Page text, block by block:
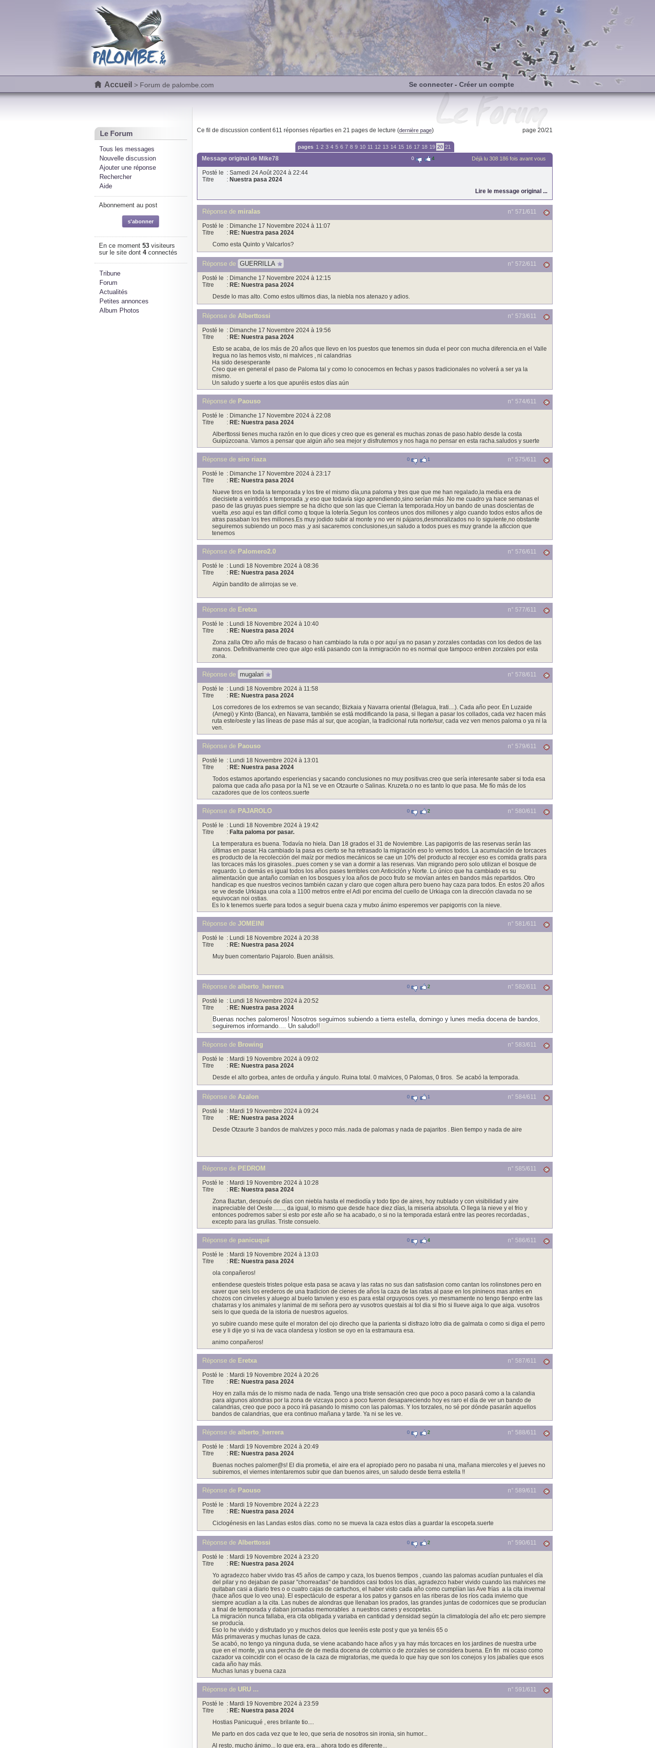
Accueil > Forum de palombe.com Se connecter- Créer un compte
Le Forum
Tous les messages
Nouvelle discussion
Ajouter une réponse
Rechercher
Aide
Abonnement au post
En ce moment 53visiteurs
sur le site dont 4connectés
Tribune
Forum
Actualités
Petites annonces
Album Photos
page 20/21
Ce fil de discussion contient611 réponses réparties en 21 pages de lecture (dernière page)
pages 1 2 3 4 5 6 7 8 9 10 11 12 13 14 15 16 17 18 19 20 21
Message original de Mike78 0 4 Déjà lu 308 186 fois avant vous
Posté le : Samedi 24 Août 2024 à 22:44
Titre
: Nuestra pasa 2024
Lire le message original ...
Réponse de miralas n° 571/611
Posté le : Dimanche 17 Novembre 2024 à 11:07
Titre
: RE: Nuestra pasa 2024
Como esta Quinto y Valcarlos?
Réponse de GUERRILLA n° 572/611
Posté le : Dimanche 17 Novembre 2024 à 12:15
Titre
: RE: Nuestra pasa 2024
Desde lo mas alto. Como estos ultimos dias, la niebla nos atenazo y adios.
Réponse de Alberttossi n° 573/611
Posté le : Dimanche 17 Novembre 2024 à 19:56
Titre
: RE: Nuestra pasa 2024
Esto se acaba, de los más de 20 años que llevo en los puestos que tenemos sin duda el peor con mucha diferencia.en el Valle
Iregua no las hemos visto, ni malvices , ni calandrias
Ha sido desesperante
Creo que en general el paso de Paloma tal y como lo conocemos en fechas y pasos tradicionales no volverá a ser ya la
mismo.
Un saludo y suerte a los que apuréis estos días aún
Réponse de Paouso n° 574/611
Posté le : Dimanche 17 Novembre 2024 à 22:08
Titre
: RE: Nuestra pasa 2024
Alberttossi tienes mucha razón en lo que dices y creo que es general es muchas zonas de paso.hablo desde la costa
Guipúzcoana. Vamos a pensar que algún año sea mejor y disfrutemos y nos haga no pensar en esta racha.saludos y suerte
Réponse de siro riaza 0 1 n° 575/611
Posté le : Dimanche 17 Novembre 2024 à 23:17
Titre
: RE: Nuestra pasa 2024
Nueve tiros en toda la temporada y los tire el mismo día,una paloma y tres que que me han regalado,la media era de
diecisiete a veintidós x temporada ,y eso que todavía sigo aprendiendo,sino serían más .No me cuadro ya hace semanas el
paso de las gruyas pues siempre se ha dicho que son las que Cierran la temporada.Hoy un bando de unas doscientas de
vuelta ,eso aquí es tan difícil como q toque la lotería.Segun los conteos unos dos millones y algo cuando todos estos años de
atras pasaban los tres millones.Es muy jodido subir al monte y no ver ni pájaros,desmoralizados no lo siguiente,no obstante
seguiremos subiendo un poco mas ,y asi sacaremos conclusiones,un saludo a todos pues es muy grande la aficcion que
tenemos
Réponse de Palomero2.0 n° 576/611
Posté le : Lundi 18 Novembre 2024 à 08:36
Titre
: RE: Nuestra pasa 2024
Algún bandito de alirrojas se ve.
Réponse de Eretxa n° 577/611
Posté le : Lundi 18 Novembre 2024 à 10:40
Titre
: RE: Nuestra pasa 2024
Zona zalla Otro año más de fracaso o han cambiado la ruta o por aquí ya no pasan y zorzales contadas con los dedos de las
manos. Definitivamente creo que algo está pasando con la inmigración no es normal que tampoco entren zorzales por esta
zona.
Réponse de mugalari n° 578/611
Posté le : Lundi 18 Novembre 2024 à 11:58
Titre
: RE: Nuestra pasa 2024
Los corredores de los extremos se van secando; Bizkaia y Navarra oriental (Belagua, Irati....). Cada año peor. En Luzaide
(Arnegi) y Kinto (Banca), en Navarra, también se está modificando la pasa, si llegan a pasar los collados, cada vez hacen más
ruta este/oeste y las líneas de pase más al sur, que acogían, la tradicional ruta norte/sur, cada vez ven menos paloma o ya ni la
ven.
Réponse de Paouso n° 579/611
Posté le : Lundi 18 Novembre 2024 à 13:01
Titre
: RE: Nuestra pasa 2024
Todos estamos aportando esperiencias y sacando conclusiones no muy positivas.creo que sería interesante saber si toda esa
paloma que cada año pasa por la N1 se ve en Otzaurte o Salinas. Kruzeta.o no es tanto lo que pasa. Me fío más de los
cazadores que de los conteos.suerte
Réponse de PAJAROLO 0 2 n° 580/611
Posté le : Lundi 18 Novembre 2024 à 19:42
Titre
: Falta paloma por pasar.
La temperatura es buena. Todavía no hiela. Dan 18 grados el 31 de Noviembre. Las papigorris de las reservas serán las
últimas en pasar. Ha cambiado la pasa es cierto se ha retrasado la migración eso lo vemos todos. La acumulación de torcaces
es producto de la recolección del maíz por medios mecánicos se cae un 10% del producto al recojer eso es comida gratis para
las torcaces más los girasoles...pues comen y se van a dormir a las reservas. Van migrando pero solo utilizan el bosque de
reguardo. Lo demás es igual todos los años pases terribles con Anticiclón y Norte. Lo único que ha cambiado es su
alimentación que antaño comían en los bosques y loa años de poco fruto se movían antes en bandos más repartidos. Otro
handicap es que nuestros vecinos también cazan y claro que cogen altura pero bueno hay caza para todos. En estos 20 años
se ve desde Urkiaga una cola a 1100 metros entre el Adi por encima del cuello de Urkiaga con la dirección clavada no se
equivocan noi ostias.
Es lo k tenemos suerte para todos a seguir buena caza y mutxo ánimo esperemos ver papigorris con la nieve.
Réponse de JOMEINI n° 581/611
Posté le : Lundi 18 Novembre 2024 à 20:38
Titre
: RE: Nuestra pasa 2024
Muy buen comentario Pajarolo. Buen análisis.
Réponse de alberto_herrera 0 2 n° 582/611
Posté le : Lundi 18 Novembre 2024 à 20:52
Titre
: RE: Nuestra pasa 2024
Buenas noches palomeros! Nosotros seguimos subiendo a tierra estella, domingo y lunes media docena de bandos,
seguiremos informando.... Un saludo!!
Réponse de Browing n° 583/611
Posté le : Mardi 19 Novembre 2024 à 09:02
Titre
: RE: Nuestra pasa 2024
Desde el alto gorbea, antes de orduña y ángulo. Ruina total. 0 malvices, 0 Palomas, 0 tiros. Se acabó la temporada.
Réponse de Azalon 0 1 n° 584/611
Posté le : Mardi 19 Novembre 2024 à 09:24
Titre
: RE: Nuestra pasa 2024
Desde Otzaurte 3 bandos de malvizes y poco más..nada de palomas y nada de pajaritos . Bien tiempo y nada de aire
Réponse de PEDROM n° 585/611
Posté le : Mardi 19 Novembre 2024 à 10:28
Titre
: RE: Nuestra pasa 2024
Zona Baztan, después de días con niebla hasta el mediodía y todo tipo de aires, hoy nublado y con visibilidad y aire
inapreciable del Oeste........, da igual, lo mismo que desde hace diez días, la miseria absoluta. O llega la nieve y el frio y
entonces podremos saber si esto por este año se ha acabado, o si no la temporada estará entre las peores recordadas.,
excepto para las grullas. Triste consuelo.
Réponse de panicuqué 0 4 n° 586/611
Posté le : Mardi 19 Novembre 2024 à 13:03
Titre
: RE: Nuestra pasa 2024
ola conpañeros!
entiendese questeis tristes polque esta pasa se acava y las ratas no sus dan satisfasion como cantan los rolinstones pero en
saver que seis los erederos de una tradicion de cienes de años la caza de las ratas al pase en los pinineos mas antes en
chozos con cinveles y aluego al buelo tanvien y eso es para estal orguyosos oyes. yo mesmamente no tengo tienpo entre las
chatarras y los animales y lanimal de mi señora pero ay vusotros questais ai tol dia si frio si llueve aiga lo que aiga. vusotros
seis lo que queda de la istoria de nuestros aguelos.
yo subire cuando mese quite el moraton del ojo direcho que la parienta si disfrazo lotro dia de galmata o como si diga el perro
ese y li dije yo si iva de vaca olandesa y lostion se oyo en la estramaura esa.
animo conpañeros!
Réponse de Eretxa n° 587/611
Posté le : Mardi 19 Novembre 2024 à 20:26
Titre
: RE: Nuestra pasa 2024
Hoy en zalla más de lo mismo nada de nada. Tengo una triste sensación creo que poco a poco pasará como a la calandia
para algunos alondras por la zona de vizcaya poco a poco fueron desapareciendo hoy es raro el día de ver un bando de
calandrias, creo que poco a poco irá pasando lo mismo con las palomas. Y los torzales, no sé por dónde pasarán aquellos
bandos de calandrias, que era continuo mañana y tarde. Ya ni se les ve.
Réponse de alberto_herrera 0 2 n° 588/611
Posté le : Mardi 19 Novembre 2024 à 20:49
Titre
: RE: Nuestra pasa 2024
Buenas noches palomer@s! El dia prometia, el aire era el apropiado pero no pasaba ni una, mañana miercoles y el jueves no
subiremos, el viernes intentaremos subir que dan buenos aires, un saludo desde tierra estella !!
Réponse de Paouso n° 589/611
Posté le : Mardi 19 Novembre 2024 à 22:23
Titre
: RE: Nuestra pasa 2024
Ciclogénesis en las Landas estos días. como no se mueva la caza estos días a guardar la escopeta.suerte
Réponse de Alberttossi 0 2 n° 590/611
Posté le : Mardi 19 Novembre 2024 à 23:20
Titre
: RE: Nuestra pasa 2024
Yo agradezco haber vivido tras 45 años de campo y caza, los buenos tiempos , cuando las palomas acudían puntuales el día
del pilar y no dejaban de pasar "chorreadas" de bandidos casi todos los días, agradezco haber vivido cuando las malvices me
quitaban casi a diario tres o o cuatro cajas de cartuchos, el haber visto cada año como cumplían las Ave frías a la cita invernal
(hace años que lo veo una). El espectáculo de esperar a los patos y gansos en las riberas de los ríos cada invierno que
siempre acudían a la cita. Las nubes de alondras que llenaban los prados, las grandes juntas de codornices que se producían
a final de temporada y daban jornadas memorables a nuestros canes y escopetas.
La migración nunca fallaba, era cita obligada y variaba en cantidad y densidad según la climatología del año etc pero siempre
se producía.
Eso lo he vivido y disfrutado yo y muchos delos que leeréis este post y que ya tenéis 65 o
Más primaveras y muchas lunas de caza.
Se acabó, no tengo ya ninguna duda, se viene acabando hace años y ya hay más torcaces en los jardines de nuestra urbe
que en el monte, ya una percha de de de media docena de coturnix o de zorzales se considera buena. En fin mi ocaso como
cazador va coincidir con el ocaso de la caza de migratorias, me queda lo que hay que son los conejos y los jabalíes que esos
cada año hay más.
Muchas lunas y buena caza
Réponse de URU ... n° 591/611
Posté le : Mardi 19 Novembre 2024 à 23:59
Titre
: RE: Nuestra pasa 2024
Hostias Panicuqué , eres brilante tio....
Me parto en dos cada vez que te leo, que seria de nosotros sin ironia, sin humor...
Al resto, mucho ánimo... lo que era, era... ahora todo es diferente...